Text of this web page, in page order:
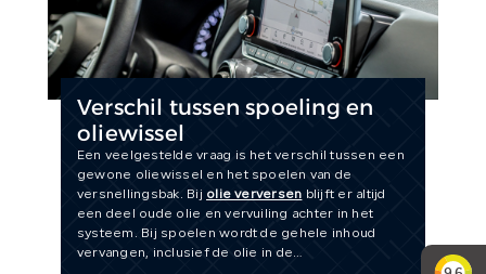
Verschil tussen spoeling en
oliewissel
Een veelgestelde vraag is het verschil tussen een
gewone oliewissel en het spoelen van de
versnellingsbak. Bij olie verversen blijft er altijd
een deel oude olie en vervuiling achter in het
systeem. Bij spoelen wordt de gehele inhoud
vervangen, inclusief de olie in de